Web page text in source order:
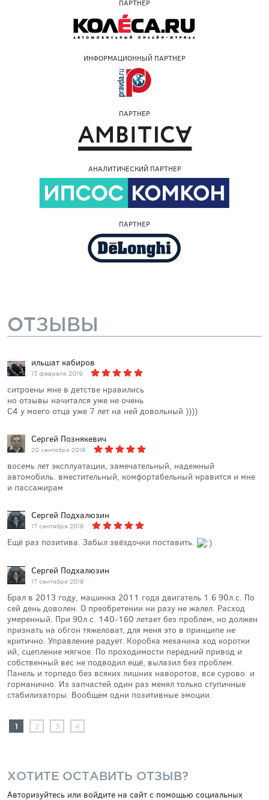
ПАРТНЕР
ИНФОРМАЦИОННЫЙ ПАРТНЕР
ПАРТНЕР
АНАЛИТИЧЕСКИЙ ПАРТНЕР
ПАРТНЕР
ОТЗЫВЫ
13 февраля 2019
ильшат кабиров
ситроены мне в детстве нравились
но отзывы начитался уже не очень
С4 у моего отца уже 7 лет на ней довольный ))))
20 сентября 2018
Сергей Познякевич
восемь лет эксплуатации, замечательный, надежный
автомобиль. вместительный, комфортабельный нравится и мне
и пассажирам
17 сентября 2018
Сергей Подхалюзин
Ещё раз позитива. Забыл звёздочки поставить.
17 сентября 2018
Сергей Подхалюзин
Брал в 2013 году, машинка 2011 года двигатель 1.6 90л.с. По
сей день доволен. О преобретении ни разу не жалел. Расход
умеренный. При 90л.с. 140-160 летает без проблем, но должен
признать на обгон тяжеловат, для меня это в принципе не
критично. Управление радует. Коробка механика ход коротки
ий, сцепление мягкое. По проходимости передний привод и
собственный вес не подводил ещё, вылазил без проблем.
Панель и торпедо без всяких лишних наворотов, все сурово и
горманично. Из запчастей один раз менял только ступичные
стабилизаторы. Вообщем одни позитивные эмоции.
1 2 3 4
ХОТИТЕ ОСТАВИТЬ ОТЗЫВ?
Авторизуйтесь или войдите на сайт с помощью социальных